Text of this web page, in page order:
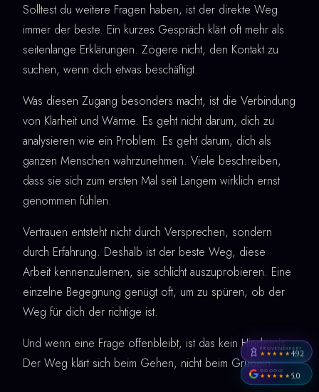
Solltest du weitere Fragen haben, ist der direkte Weg
immer der beste. Ein kurzes Gespräch klärt oft mehr als
seitenlange Erklärungen. Zögere nicht, den Kontakt zu
suchen, wenn dich etwas beschäftigt.
Was diesen Zugang besonders macht, ist die Verbindung
von Klarheit und Wärme. Es geht nicht darum, dich zu
analysieren wie ein Problem. Es geht darum, dich als
ganzen Menschen wahrzunehmen. Viele beschreiben,
dass sie sich zum ersten Mal seit Langem wirklich ernst
genommen fühlen.
Vertrauen entsteht nicht durch Versprechen, sondern
durch Erfahrung. Deshalb ist der beste Weg, diese
Arbeit kennenzulernen, sie schlicht auszuprobieren. Eine
einzelne Begegnung genügt oft, um zu spüren, ob der
Weg für dich der richtige ist.
Und wenn eine Frage offenbleibt, ist das kein Hindernis.
Der Weg klärt sich beim Gehen, nicht beim Grübeln.
PROVENEXPERT
★★★★★4,92
GOOGLE
★★★★★5,0